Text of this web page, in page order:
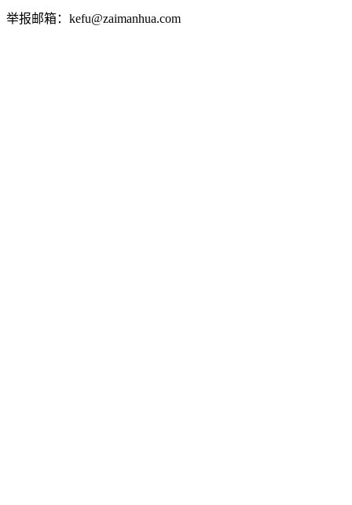
举报邮箱：kefu@zaimanhua.com